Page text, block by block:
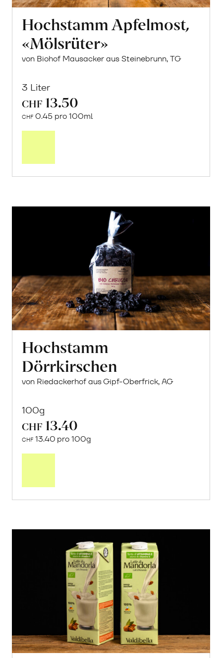
Hochstamm Apfelmost,
«Mölsrüter»
von Biohof Mausacker aus Steinebrunn, TG
3 Liter
CHF 13.50
CHF 0.45 pro 100ml
Hochstamm
Dörrkirschen
von Riedackerhof aus Gipf-Oberfrick, AG
100g
CHF 13.40
CHF 13.40 pro 100g